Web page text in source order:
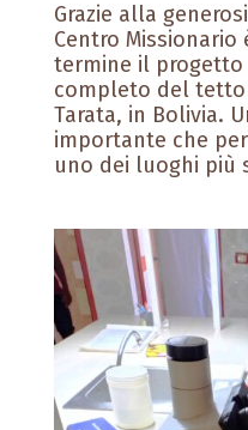
Grazie alla
Centro
termine il
completo del tetto
Tarata, in Bolivia.
importante che
uno dei luoghi più